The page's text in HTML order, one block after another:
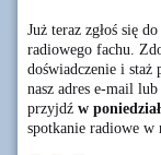
Już teraz zgłoś się
radiowego fachu.
doświadczenie i staż
nasz adres e-mail
przyjdź w
spotkanie radiowe w